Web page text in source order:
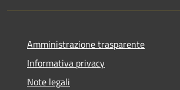
Amministrazione trasparente
Informativa privacy
Note legali